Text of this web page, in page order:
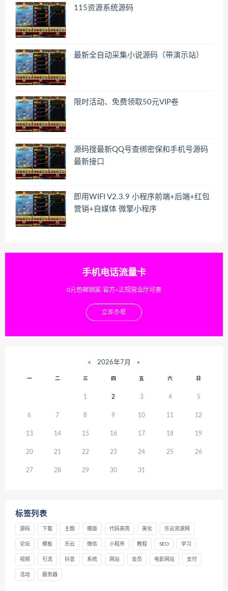
115资源系统源码
最新全自动采集小说源码（带演示站）
限时活动、免费领取50元VIP卷
源码搜最新QQ号查绑密保和手机号源码
最新接口
即用WIFI V2.3.9 小程序前端+后端+红包
营销+自媒体 微擎小程序
手机电话流量卡
0元包邮到家-官方+正规营业厅可查
立即办理
« 2026年7月 »
一 二 三 四 五 六 日
1 2 3 4 5
6 7 8 9 10 11 12
13 14 15 16 17 18 19
20 21 22 23 24 25 26
27 28 29 30 31
标签列表
源码 下载 主题 模版 代码高亮 美化 乐云资源网
论坛 模板 乐云 微信 小程序 教程 SEO 学习
视频 引流 抖音 系统 网站 会员 电影网站 支付
活动 服务器